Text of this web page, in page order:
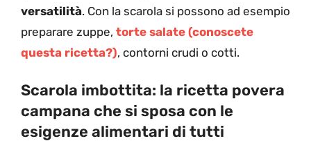
versatilità. Con la scarola si possono ad esempio
preparare zuppe, torte salate (conoscete
questa ricetta?), contorni crudi o cotti.
Scarola imbottita: la ricetta povera
campana che si sposa con le
esigenze alimentari di tutti